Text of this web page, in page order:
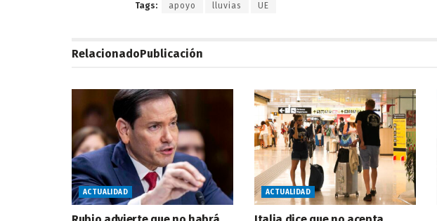
Tags: apoyo lluvias UE
RelacionadoPublicación
ACTUALIDAD ACTUALIDAD